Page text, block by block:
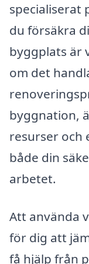
specialiserat
du försäkra
byggplats är
om det
byggnation,
resurser och
både din
arbetet.
Att använda
för dig att
få hjälp från